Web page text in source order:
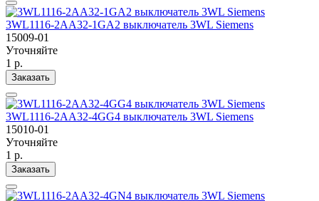
3WL1116-2AA32-1GA2 выключатель 3WL Siemens
15009-01
Уточняйте
1 р.
Заказать
3WL1116-2AA32-4GG4 выключатель 3WL Siemens
15010-01
Уточняйте
1 р.
Заказать